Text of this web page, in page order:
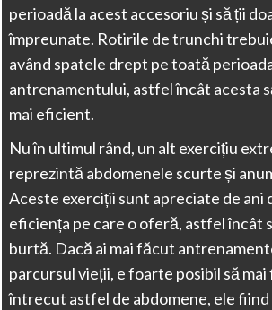
perioadă la acest accesoriu și să ții
împreunate. Rotirile de trunchi
având spatele drept pe toată
antrenamentului, astfel încât acesta
mai eficient.
Nu în ultimul rând, un alt exercițiu
reprezintă abdomenele scurte și
Aceste exerciții sunt apreciate de ani
eficiența pe care o oferă, astfel încât
burtă. Dacă ai mai făcut
parcursul vieții, e foarte posibil să mai
întrecut astfel de abdomene, ele